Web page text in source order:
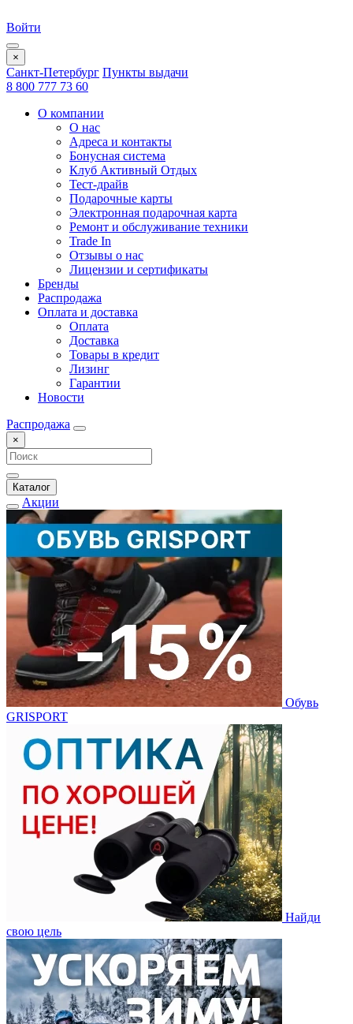
Войти
×
Санкт-Петербург Пункты выдачи
8 800 777 73 60
О компании
О нас
Адреса и контакты
Бонусная система
Клуб Активный Отдых
Тест-драйв
Подарочные карты
Электронная подарочная карта
Ремонт и обслуживание техники
Trade In
Отзывы о нас
Лицензии и сертификаты
Бренды
Распродажа
Оплата и доставка
Оплата
Доставка
Товары в кредит
Лизинг
Гарантии
Новости
Распродажа
×
Каталог
Акции
Обувь
GRISPORT
Найди
свою цель